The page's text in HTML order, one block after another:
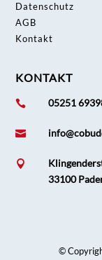
Datenschutz
AGB
Kontakt
KONTAKT
 05251


33100
©